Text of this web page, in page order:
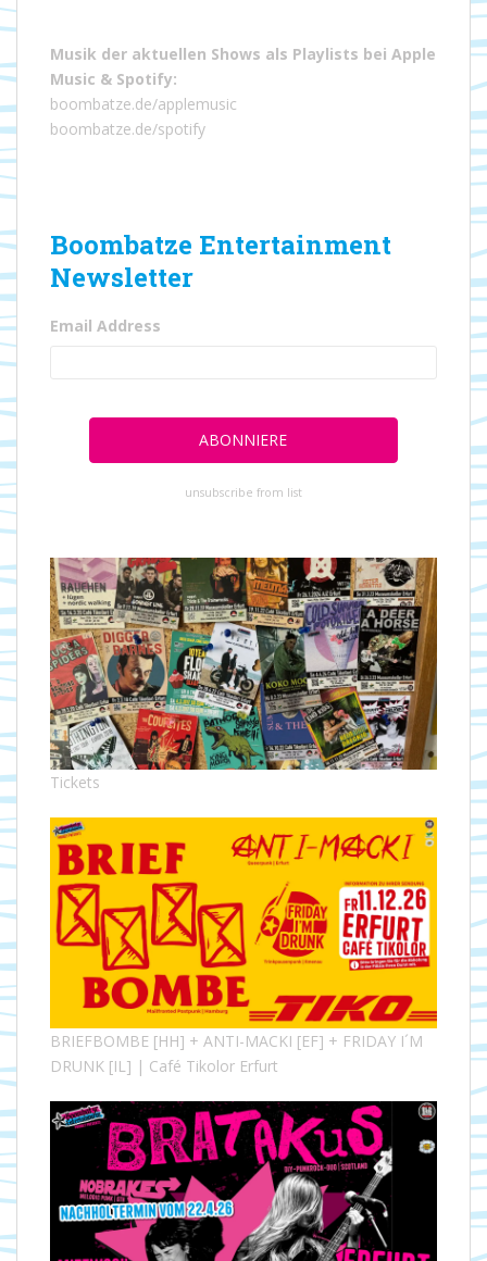
Musik der aktuellen Shows als Playlists bei Apple
Music & Spotify:
boombatze.de/applemusic
boombatze.de/spotify
Boombatze Entertainment
Newsletter
Email Address
unsubscribe from list
Tickets
BRIEFBOMBE [HH] + ANTI-MACKI [EF] + FRIDAY I´M
DRUNK [IL] | Café Tikolor Erfurt